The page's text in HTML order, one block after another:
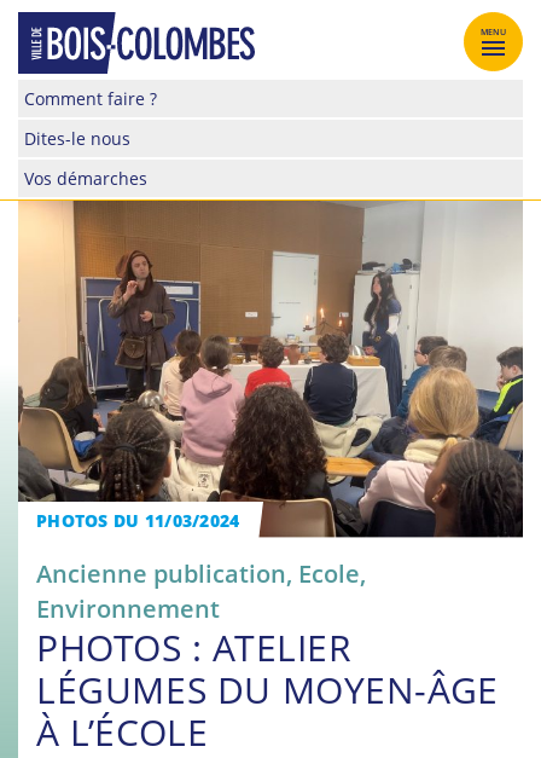
Skip
content
Site
de
la
Colombes
Comment faire ?
Dites-le nous
Vos démarches
MENU
PHOTOS DU 11/03/2024
Ancienne publication, Ecole,
Environnement
PHOTOS : ATELIER
LÉGUMES DU MOYEN-ÂGE
À L’ÉCOLE